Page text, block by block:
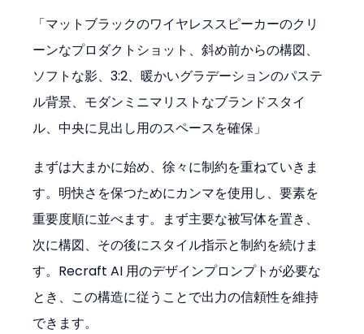
「マットブラックのワイヤレススピーカーのクリ
ーンなプロダクトショット、斜め前からの構図、
ソフトな影、3:2、暖かいグラデーションのパステ
ル背景、モダンミニマリストなブランドスタイ
ル、中央に見出し用のスペースを確保」
まずは大まかに始め、徐々に制約を重ねていきま
す。明快さを保つためにカンマを使用し、要素を
重要度順に並べます。まず主要な被写体を置き、
次に構図、その後にスタイル指示と制約を続けま
す。Recraft AI 用のデザインプロンプトが必要な
とき、この構造に従うことで出力の信頼性を維持
できます。